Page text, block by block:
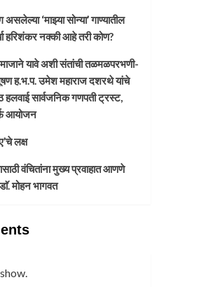
‘माझ्या सोन्या’ गाण्यातील
हरिशंकर नक्की आहे तरी कोण?
यावे अशी संतांची तळमळपरभणी-
ह.भ.प. उमेश महाराज दशरथे यांचे
सार्वजनिक गणपती ट्रस्ट,
आयोजन
लक्ष
वंचितांना मुख्य प्रवाहात आणणे
मोहन भागवत